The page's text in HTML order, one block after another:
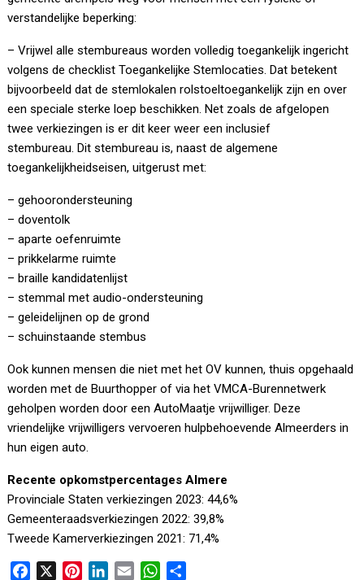
verstandelijke beperking:
– Vrijwel alle stembureaus worden volledig toegankelijk ingericht
volgens de checklist Toegankelijke Stemlocaties. Dat betekent
bijvoorbeeld dat de stemlokalen rolstoeltoegankelijk zijn en over
een speciale sterke loep beschikken. Net zoals de afgelopen
twee verkiezingen is er dit keer weer een inclusief
stembureau. Dit stembureau is, naast de algemene
toegankelijkheidseisen, uitgerust met:
– gehoorondersteuning
– doventolk
– aparte oefenruimte
– prikkelarme ruimte
– braille kandidatenlijst
– stemmal met audio-ondersteuning
– geleidelijnen op de grond
– schuinstaande stembus
Ook kunnen mensen die niet met het OV kunnen, thuis opgehaald
worden met de Buurthopper of via het VMCA-Burennetwerk
geholpen worden door een AutoMaatje vrijwilliger. Deze
vriendelijke vrijwilligers vervoeren hulpbehoevende Almeerders in
hun eigen auto.
Recente opkomstpercentages Almere
Provinciale Staten verkiezingen 2023: 44,6%
Gemeenteraadsverkiezingen 2022: 39,8%
Tweede Kamerverkiezingen 2021: 71,4%
W